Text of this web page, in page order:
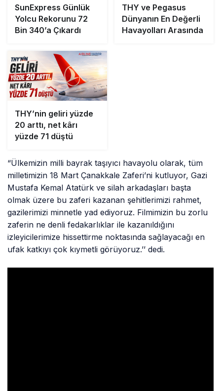
SunExpress Günlük
Yolcu Rekorunu 72
Bin 340’a Çıkardı
THY ve Pegasus
Dünyanın En Değerli
Havayolları Arasında
THY’nin geliri yüzde
20 arttı, net kârı
yüzde 71 düştü
“Ülkemizin milli bayrak taşıyıcı havayolu olarak, tüm
milletimizin 18 Mart Çanakkale Zaferi’ni kutluyor, Gazi
Mustafa Kemal Atatürk ve silah arkadaşları başta
olmak üzere bu zaferi kazanan şehitlerimizi rahmet,
gazilerimizi minnetle yad ediyoruz. Filmimizin bu zorlu
zaferin ne denli fedakarlıklar ile kazanıldığını
izleyicilerimize hissettirme noktasında sağlayacağı en
ufak katkıyı çok kıymetli görüyoruz.’’ dedi.